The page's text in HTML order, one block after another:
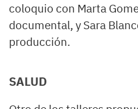
coloquio con Marta
documental, y Sara
producción.
SALUD